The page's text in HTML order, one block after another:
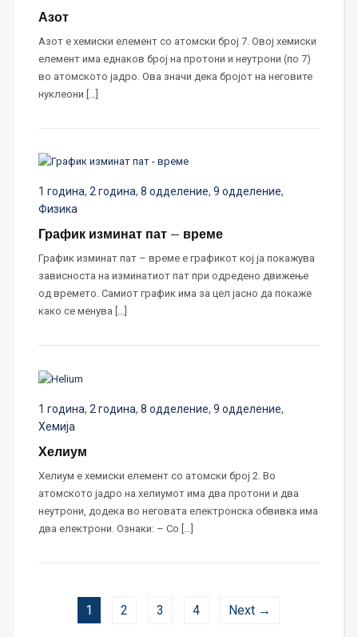
Азот
Азот е хемиски елемент со атомски број 7. Овој хемиски
елемент има еднаков број на протони и неутрони (по 7)
во атомското јадро. Ова значи дека бројот на неговите
нуклеони […]
1 година, 2 година, 8 одделение, 9 одделение,
Физика
График изминат пат – време
График изминат пат – време е графикот кој ја покажува
зависноста на изминатиот пат при одредено движење
од времето. Самиот график има за цел јасно да покаже
како се менува […]
1 година, 2 година, 8 одделение, 9 одделение,
Хемија
Хелиум
Хелиум е хемиски елемент со атомски број 2. Во
атомското јадро на хелиумот има два протони и два
неутрони, додека во неговата електронска обвивка има
два електрони. Ознаки: – Со […]
1 2 3 4 Next →